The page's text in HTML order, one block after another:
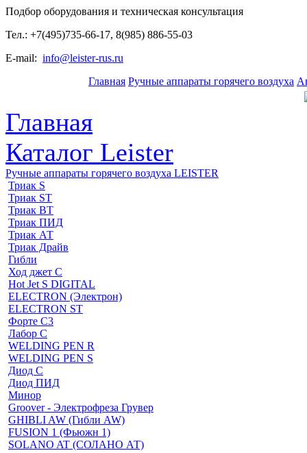
Подбор оборудования и техническая консультация
Тел.: +7(495)735-66-17, 8(985) 886-55-03
E-mail: info@leister-rus.ru
Главная Ручные аппараты горячего воздуха
Главная
Каталог Leister
Ручные аппараты горячего воздуха LEISTER
Триак S
Триак ST
Триак ВТ
Триак ПИД
Триак АТ
Триак Драйв
Гибли
Ход джет С
Hot Jet S DIGITAL
ELECTRON (Электрон)
ELECTRON ST
Форте С3
Лабор С
WELDING PEN R
WELDING PEN S
Диод С
Диод ПИД
Минор
Groover - Электрофреза Грувер
GHIBLI AW (Гибли AW)
FUSION 1 (Фьюжн 1)
SOLANO AT (СОЛАНО АТ)